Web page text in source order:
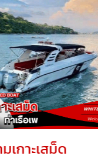
เกาะเสม็ด